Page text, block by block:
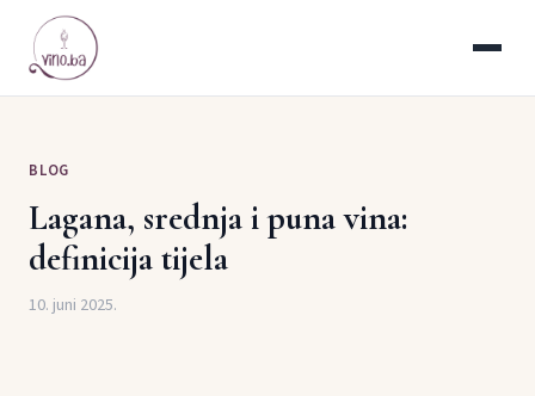
BLOG
Lagana, srednja i puna vina:
definicija tijela
10. juni 2025.